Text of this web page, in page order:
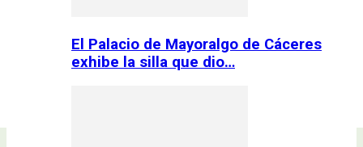
El Palacio de Mayoralgo de Cáceres
exhibe la silla que dio…